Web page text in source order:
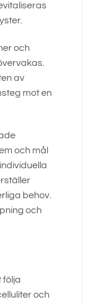
och
av
mot en
och mål
behov.
och
följa
och